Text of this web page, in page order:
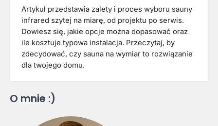
Artykuł przedstawia zalety i proces wyboru sauny
infrared szytej na miarę, od projektu po serwis.
Dowiesz się, jakie opcje można dopasować oraz
ile kosztuje typowa instalacja. Przeczytaj, by
zdecydować, czy sauna na wymiar to rozwiązanie
dla twojego domu.
O mnie :)